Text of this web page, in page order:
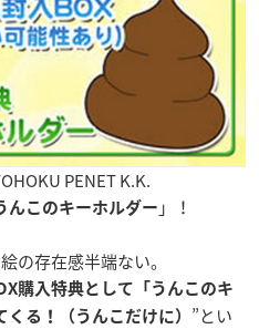
PENET K.K.
んこのキーホルダー 」！
の存在感半端ない。
購入特典として「うんこのキ
る！（うんこだけに） ”とい